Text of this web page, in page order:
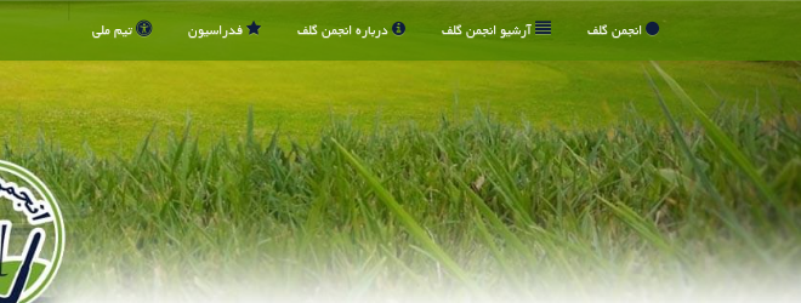
انجمن گلف آرشیو انجمن گلف درباره انجمن گلف فدراسیون تیم ملی